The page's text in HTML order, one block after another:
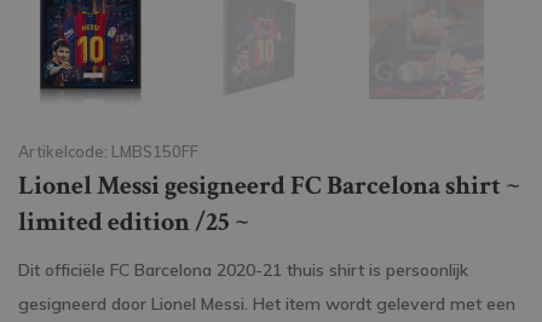
Artikelcode: LMBS150FF
Lionel Messi gesigneerd FC Barcelona shirt ~
limited edition /25 ~
Dit officiële FC Barcelona 2020-21 thuis shirt is persoonlijk
gesigneerd door Lionel Messi. Het item wordt geleverd met een